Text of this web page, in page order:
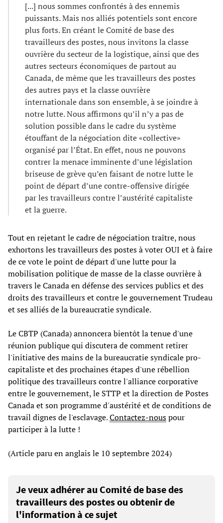
[...] nous sommes confrontés à des ennemis
puissants. Mais nos alliés potentiels sont encore
plus forts. En créant le Comité de base des
travailleurs des postes, nous invitons la classe
ouvrière du secteur de la logistique, ainsi que des
autres secteurs économiques de partout au
Canada, de même que les travailleurs des postes
des autres pays et la classe ouvrière
internationale dans son ensemble, à se joindre à
notre lutte. Nous affirmons qu’il n’y a pas de
solution possible dans le cadre du système
étouffant de la négociation dite «collective»
organisé par l’État. En effet, nous ne pouvons
contrer la menace imminente d’une législation
briseuse de grève qu’en faisant de notre lutte le
point de départ d’une contre-offensive dirigée
par les travailleurs contre l’austérité capitaliste
et la guerre.
Tout en rejetant le cadre de négociation traître, nous
exhortons les travailleurs des postes à voter OUI et à faire
de ce vote le point de départ d'une lutte pour la
mobilisation politique de masse de la classe ouvrière à
travers le Canada en défense des services publics et des
droits des travailleurs et contre le gouvernement Trudeau
et ses alliés de la bureaucratie syndicale.
Le CBTP (Canada) annoncera bientôt la tenue d'une
réunion publique qui discutera de comment retirer
l'initiative des mains de la bureaucratie syndicale pro-
capitaliste et des prochaines étapes d'une rébellion
politique des travailleurs contre l'alliance corporative
entre le gouvernement, le STTP et la direction de Postes
Canada et son programme d'austérité et de conditions de
travail dignes de l'esclavage.Contactez-nouspour
participer à la lutte !
(Article paru en anglais le 10 septembre 2024)
Je veux adhérer au Comité de base des
travailleurs des postes ou obtenir de
l'information à ce sujet